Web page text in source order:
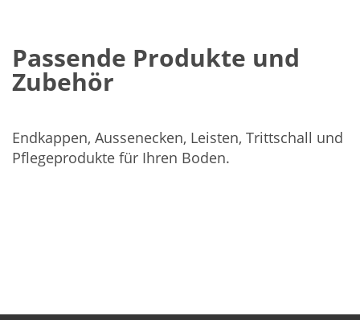
Passende Produkte und
Zubehör
Endkappen, Aussenecken, Leisten, Trittschall und
Pflegeprodukte für Ihren Boden.